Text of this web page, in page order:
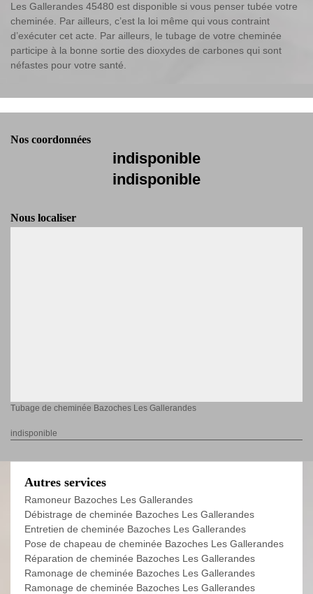
Les Gallerandes 45480 est disponible si vous penser tubée votre
cheminée. Par ailleurs, c’est la loi même qui vous contraint
d’exécuter cet acte. Par ailleurs, le tubage de votre cheminée
participe à la bonne sortie des dioxydes de carbones qui sont
néfastes pour votre santé.
Nos coordonnées
indisponible
indisponible
Nous localiser
Tubage de cheminée Bazoches Les Gallerandes
indisponible
Autres services
Ramoneur Bazoches Les Gallerandes
Débistrage de cheminée Bazoches Les Gallerandes
Entretien de cheminée Bazoches Les Gallerandes
Pose de chapeau de cheminée Bazoches Les Gallerandes
Réparation de cheminée Bazoches Les Gallerandes
Ramonage de cheminée Bazoches Les Gallerandes
Ramonage de cheminée Bazoches Les Gallerandes